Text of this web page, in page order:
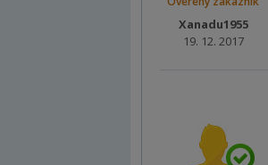
Xanadu1955
19. 12. 2017